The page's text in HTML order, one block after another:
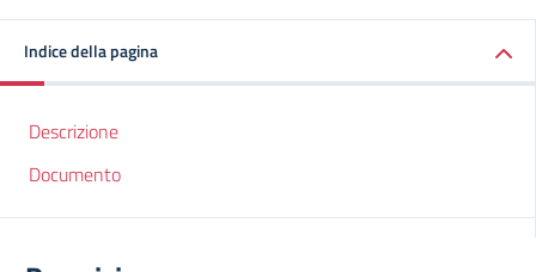
Indice della pagina
Descrizione
Documento